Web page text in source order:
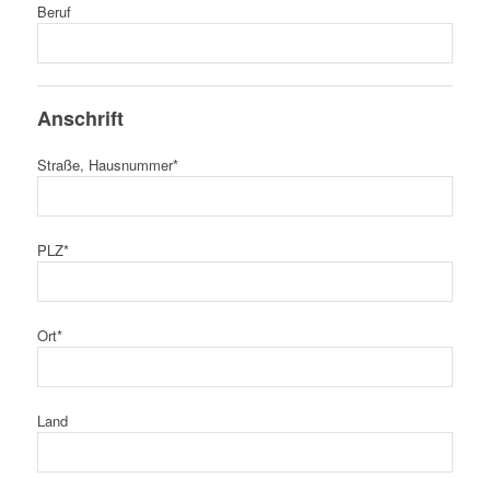
Beruf
Anschrift
Straße, Hausnummer*
PLZ*
Ort*
Land